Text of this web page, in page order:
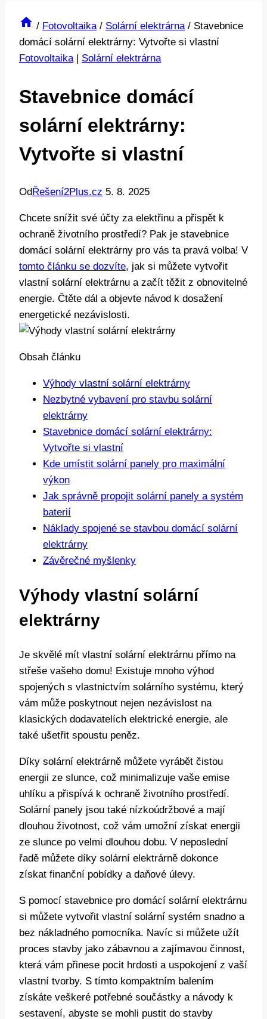
/ Fotovoltaika / Solární elektrárna / Stavebnice
domácí solární elektrárny: Vytvořte si vlastní
Fotovoltaika| Solární elektrárna
Stavebnice domácí
solární elektrárny:
Vytvořte si vlastní
Od Řešení2Plus.cz 5. 8. 2025
Chcete snížit své účty za elektřinu a přispět k
ochraně životního prostředí? Pak je stavebnice
domácí solární elektrárny pro vás ta pravá volba! V
tomto článku se dozvíte, jak si můžete vytvořit
vlastní solární elektrárnu a začít těžit z obnovitelné
energie. Čtěte dál a objevte návod k dosažení
energetické nezávislosti.
Obsah článku
Výhody vlastní solární elektrárny
Nezbytné vybavení pro stavbu solární
elektrárny
Stavebnice domácí solární elektrárny:
Vytvořte si vlastní
Kde umístit solární panely pro maximální
výkon
Jak správně propojit solární panely a systém
baterií
Náklady spojené se stavbou domácí solární
elektrárny
Závěrečné myšlenky
Výhody vlastní solární
elektrárny
Je skvělé mít vlastní solární elektrárnu přímo na
střeše vašeho domu! Existuje mnoho výhod
spojených s vlastnictvím solárního systému, který
vám může poskytnout nejen nezávislost na
klasických dodavatelích elektrické energie, ale
také ušetřit spoustu peněz.
Díky solární elektrárně můžete vyrábět čistou
energii ze slunce, což minimalizuje vaše emise
uhlíku a přispívá k ochraně životního prostředí.
Solární panely jsou také nízkoúdržbové a mají
dlouhou životnost, což vám umožní získat energii
ze slunce po velmi dlouhou dobu. V neposlední
řadě můžete díky solární elektrárně dokonce
získat finanční pobídky a daňové úlevy.
S pomocí stavebnice pro domácí solární elektrárnu
si můžete vytvořit vlastní solární systém snadno a
bez nákladného pomocníka. Navíc si můžete užít
proces stavby jako zábavnou a zajímavou činnost,
která vám přinese pocit hrdosti a uspokojení z vaší
vlastní tvorby. S tímto kompaktním balením
získáte veškeré potřebné součástky a návody k
sestavení, abyste se mohli pustit do stavby